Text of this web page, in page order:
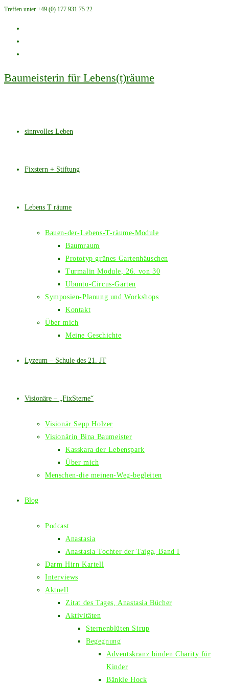
Zum
Treffen unter +49 (0) 177 931 75 22
Baumeisterin für Lebens(t)räume
sinnvolles Leben
Fixstern + Stiftung
Lebens T räume
Bauen-der-Lebens-T-räume-Module
Baumraum
Prototyp grünes Gartenhäuschen
Turmalin Module, 26. von 30
Ubuntu-Circus-Garten
Symposien-Planung und Workshops
Kontakt
Über mich
Meine Geschichte
Lyzeum – Schule des 21. JT
Visionäre – „FixSterne“
Visionär Sepp Holzer
Visionärin Bina Baumeister
Kasskara der Lebenspark
Über mich
Menschen-die meinen-Weg-begleiten
Blog
Podcast
Anastasia
Anastasia Tochter der Taiga, Band I
Darm Hirn Kartell
Interviews
Aktuell
Zitat des Tages, Anastasia Bücher
Aktivitäten
Sternenblüten Sirup
Begegnung
Adventskranz binden Charity für
Kinder
Bänkle Hock